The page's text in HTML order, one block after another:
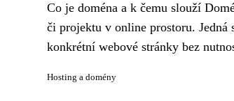
Co je doména a k čemu slouží
či projektu v online prostoru. Jedná
konkrétní webové stránky bez
Hosting a domény